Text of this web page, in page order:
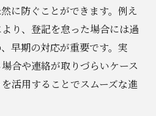
に防ぐことができます。例え
り、登記を怠った場合には過
早期の対応が重要です。実
合や連絡が取りづらいケース
活用することでスムーズな進